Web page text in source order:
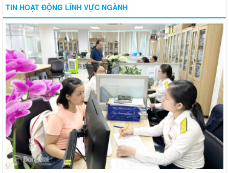
TIN HOẠT ĐỘNG LĨNH VỰC NGÀNH